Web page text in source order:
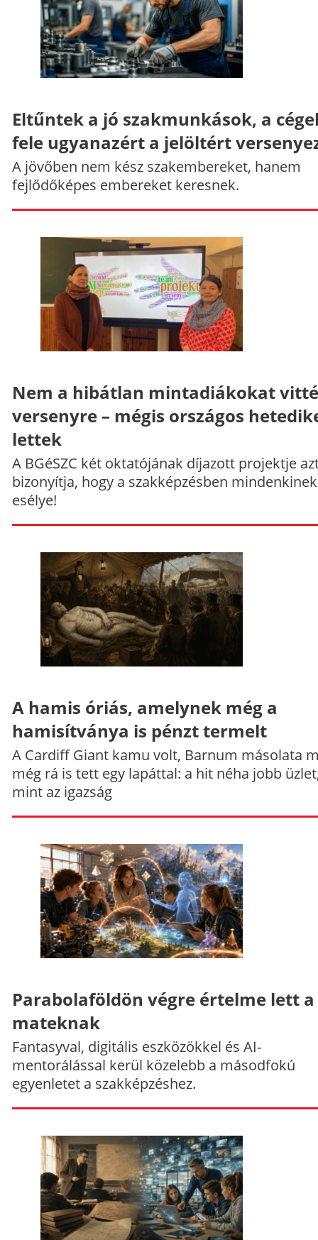
Eltűntek a jó szakmunkások, a
fele ugyanazért a jelöltért
A jövőben nem kész szakembereket, hanem
fejlődőképes embereket keresnek.
Nem a hibátlan mintadiákokat
versenyre – mégis országos
lettek
A BGéSZC két oktatójának díjazott projektje
bizonyítja, hogy a szakképzésben
esélye!
A hamis óriás, amelynek még a
hamisítványa is pénzt termelt
A Cardiff Giant kamu volt, Barnum másolata
még rá is tett egy lapáttal: a hit néha jobb
mint az igazság
Parabolaföldön végre értelme lett a
mateknak
Fantasyval, digitális eszközökkel és AI-
mentorálással kerül közelebb a másodfokú
egyenletet a szakképzéshez.